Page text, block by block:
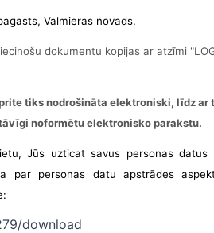
Valmieras novads.
dokumentu kopijas ar atzīmi
tiks nodrošināta elektroniski, līdz ar
noformētu elektronisko parakstu.
Jūs uzticat savus personas datus
par personas datu apstrādes
download